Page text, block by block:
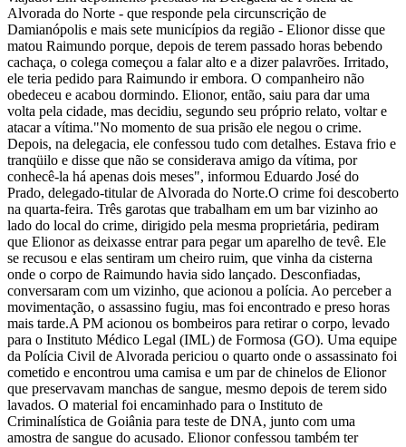
Alvorada do Norte - que responde pela circunscrição de
Damianópolis e mais sete municípios da região - Elionor disse que
matou Raimundo porque, depois de terem passado horas bebendo
cachaça, o colega começou a falar alto e a dizer palavrões. Irritado,
ele teria pedido para Raimundo ir embora. O companheiro não
obedeceu e acabou dormindo. Elionor, então, saiu para dar uma
volta pela cidade, mas decidiu, segundo seu próprio relato, voltar e
atacar a vítima."No momento de sua prisão ele negou o crime.
Depois, na delegacia, ele confessou tudo com detalhes. Estava frio e
tranqüilo e disse que não se considerava amigo da vítima, por
conhecê-la há apenas dois meses", informou Eduardo José do
Prado, delegado-titular de Alvorada do Norte.O crime foi descoberto
na quarta-feira. Três garotas que trabalham em um bar vizinho ao
lado do local do crime, dirigido pela mesma proprietária, pediram
que Elionor as deixasse entrar para pegar um aparelho de tevê. Ele
se recusou e elas sentiram um cheiro ruim, que vinha da cisterna
onde o corpo de Raimundo havia sido lançado. Desconfiadas,
conversaram com um vizinho, que acionou a polícia. Ao perceber a
movimentação, o assassino fugiu, mas foi encontrado e preso horas
mais tarde.A PM acionou os bombeiros para retirar o corpo, levado
para o Instituto Médico Legal (IML) de Formosa (GO). Uma equipe
da Polícia Civil de Alvorada periciou o quarto onde o assassinato foi
cometido e encontrou uma camisa e um par de chinelos de Elionor
que preservavam manchas de sangue, mesmo depois de terem sido
lavados. O material foi encaminhado para o Instituto de
Criminalística de Goiânia para teste de DNA, junto com uma
amostra de sangue do acusado. Elionor confessou também ter